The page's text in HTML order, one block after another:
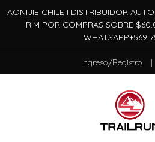
AONIJIE CHILE I DISTRIBUIDOR
R.M POR COMPRAS SOBRE
WHATSAPP+569
Ingreso/Registro |